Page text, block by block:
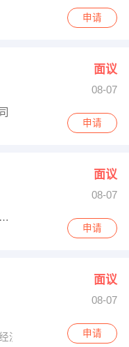
申请
面议
08-07
申请
面议
08-07
山东晨鸣纸业集团齐河板纸有限责任公司
申请
面议
08-07
济技术开发区
申请